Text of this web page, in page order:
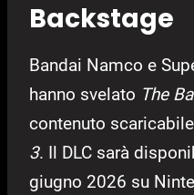
Backstage
Bandai Namco e
hanno svelato The
contenuto
3. Il DLC sarà
giugno 2026 su